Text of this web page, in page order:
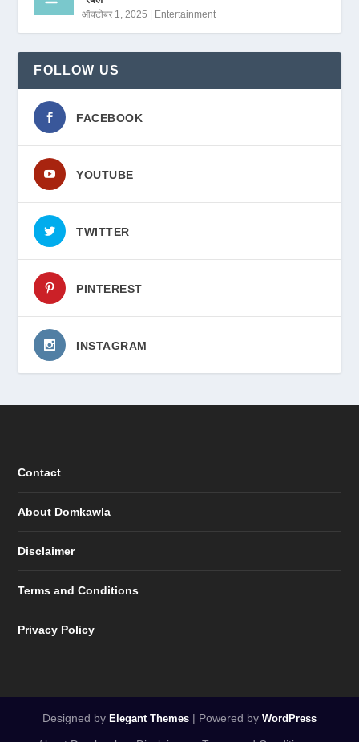
ऑक्टोबर 1, 2025 Entertainment
FOLLOW US
FACEBOOK
YOUTUBE
TWITTER
PINTEREST
INSTAGRAM
Contact
About Domkawla
Disclaimer
Terms and Conditions
Privacy Policy
Designed by Elegant Themes | Powered by WordPress